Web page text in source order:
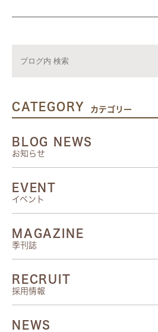
CATEGORY カテゴリー
BLOG NEWS
お知らせ
EVENT
イベント
MAGAZINE
季刊誌
RECRUIT
採用情報
NEWS